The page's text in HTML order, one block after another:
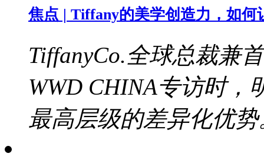
焦点 | Tiffany的美学创造力，如何
TiffanyCo.全球总裁兼
WWD CHINA专访时
最高层级的差异化优势